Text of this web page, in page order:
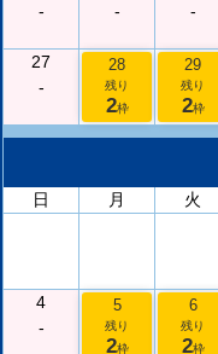
-
-
-
27
-
28
残り
2枠
29
残り
2枠
日
月 火
4
-
5
残り
2枠
6
残り
2枠